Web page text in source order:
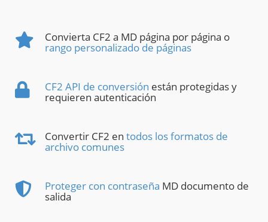
Convierta CF2 a MD página por página o
rango personalizado de páginas
CF2 API de conversión están protegidas y
requieren autenticación
Convertir CF2 en todos los formatos de
archivo comunes
Proteger con contraseña MD documento de
salida